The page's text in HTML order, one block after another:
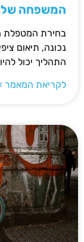
המשפחה
בחירת המטפלת
נכונה, תיאום
התהליך יכול
לקריאת המאמר